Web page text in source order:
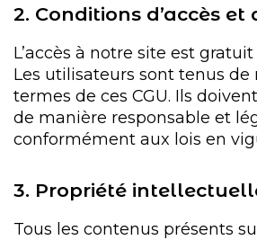
2. Conditions d’accès et
L’accès à notre site est
Les utilisateurs sont tenus de
termes de ces CGU. Ils
de manière responsable et
conformément aux lois en
3. Propriété
Tous les contenus présents